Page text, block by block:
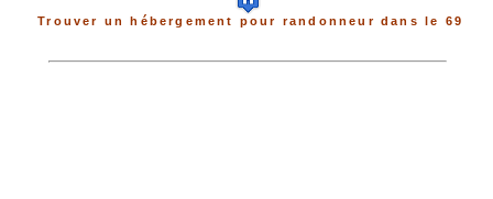
Trouver un hébergement pour randonneur dans le 69